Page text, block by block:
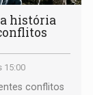
história
15:00
conflitos